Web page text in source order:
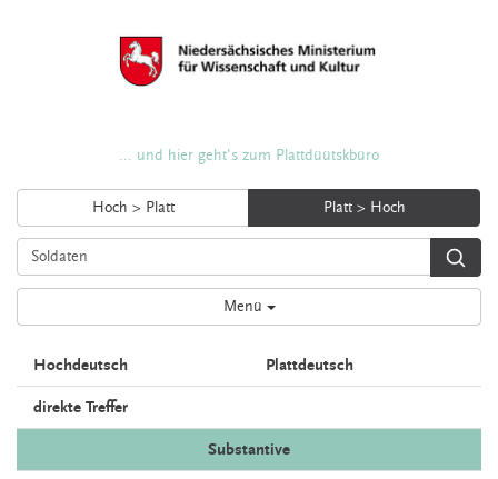
... und hier geht's zum Plattdüütskbüro
Hoch > Platt Platt > Hoch
Menü
Hochdeutsch Plattdeutsch
direkte Treffer
Substantive